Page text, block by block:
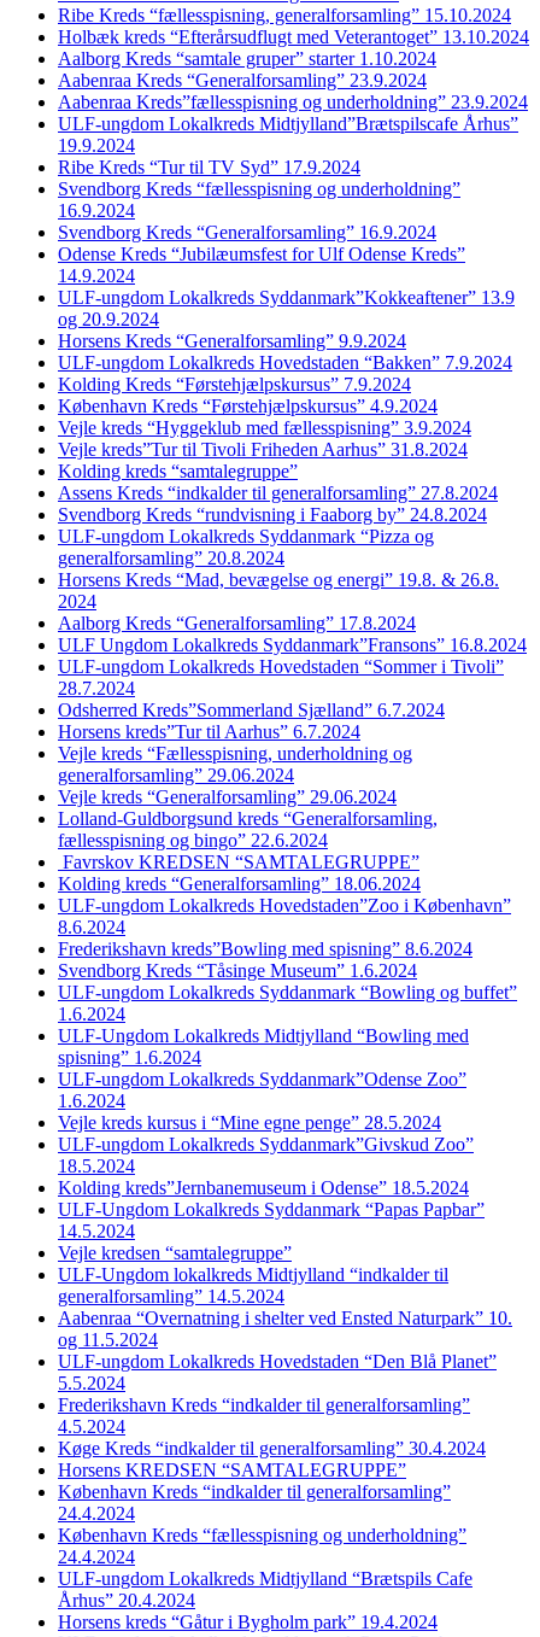
Ribe Kreds “fællesspisning, generalforsamling” 15.10.2024
Holbæk kreds “Efterårsudflugt med Veterantoget” 13.10.2024
Aalborg Kreds “samtale gruper” starter 1.10.2024
Aabenraa Kreds “Generalforsamling” 23.9.2024
Aabenraa Kreds”fællesspisning og underholdning” 23.9.2024
ULF-ungdom Lokalkreds Midtjylland”Brætspilscafe Århus”
19.9.2024
Ribe Kreds “Tur til TV Syd” 17.9.2024
Svendborg Kreds “fællesspisning og underholdning”
16.9.2024
Svendborg Kreds “Generalforsamling” 16.9.2024
Odense Kreds “Jubilæumsfest for Ulf Odense Kreds”
14.9.2024
ULF-ungdom Lokalkreds Syddanmark”Kokkeaftener” 13.9
og 20.9.2024
Horsens Kreds “Generalforsamling” 9.9.2024
ULF-ungdom Lokalkreds Hovedstaden “Bakken” 7.9.2024
Kolding Kreds “Førstehjælpskursus” 7.9.2024
København Kreds “Førstehjælpskursus” 4.9.2024
Vejle kreds “Hyggeklub med fællesspisning” 3.9.2024
Vejle kreds”Tur til Tivoli Friheden Aarhus” 31.8.2024
Kolding kreds “samtalegruppe”
Assens Kreds “indkalder til generalforsamling” 27.8.2024
Svendborg Kreds “rundvisning i Faaborg by” 24.8.2024
ULF-ungdom Lokalkreds Syddanmark “Pizza og
generalforsamling” 20.8.2024
Horsens Kreds “Mad, bevægelse og energi” 19.8. & 26.8.
2024
Aalborg Kreds “Generalforsamling” 17.8.2024
ULF Ungdom Lokalkreds Syddanmark”Fransons” 16.8.2024
ULF-ungdom Lokalkreds Hovedstaden “Sommer i Tivoli”
28.7.2024
Odsherred Kreds”Sommerland Sjælland” 6.7.2024
Horsens kreds”Tur til Aarhus” 6.7.2024
Vejle kreds “Fællesspisning, underholdning og
generalforsamling” 29.06.2024
Vejle kreds “Generalforsamling” 29.06.2024
Lolland-Guldborgsund kreds “Generalforsamling,
fællesspisning og bingo” 22.6.2024
Favrskov KREDSEN “SAMTALEGRUPPE”
Kolding kreds “Generalforsamling” 18.06.2024
ULF-ungdom Lokalkreds Hovedstaden”Zoo i København”
8.6.2024
Frederikshavn kreds”Bowling med spisning” 8.6.2024
Svendborg Kreds “Tåsinge Museum” 1.6.2024
ULF-ungdom Lokalkreds Syddanmark “Bowling og buffet”
1.6.2024
ULF-Ungdom Lokalkreds Midtjylland “Bowling med
spisning” 1.6.2024
ULF-ungdom Lokalkreds Syddanmark”Odense Zoo”
1.6.2024
Vejle kreds kursus i “Mine egne penge” 28.5.2024
ULF-ungdom Lokalkreds Syddanmark”Givskud Zoo”
18.5.2024
Kolding kreds”Jernbanemuseum i Odense” 18.5.2024
ULF-Ungdom Lokalkreds Syddanmark “Papas Papbar”
14.5.2024
Vejle kredsen “samtalegruppe”
ULF-Ungdom lokalkreds Midtjylland “indkalder til
generalforsamling” 14.5.2024
Aabenraa “Overnatning i shelter ved Ensted Naturpark” 10.
og 11.5.2024
ULF-ungdom Lokalkreds Hovedstaden “Den Blå Planet”
5.5.2024
Frederikshavn Kreds “indkalder til generalforsamling”
4.5.2024
Køge Kreds “indkalder til generalforsamling” 30.4.2024
Horsens KREDSEN “SAMTALEGRUPPE”
København Kreds “indkalder til generalforsamling”
24.4.2024
København Kreds “fællesspisning og underholdning”
24.4.2024
ULF-ungdom Lokalkreds Midtjylland “Brætspils Cafe
Århus” 20.4.2024
Horsens kreds “Gåtur i Bygholm park” 19.4.2024